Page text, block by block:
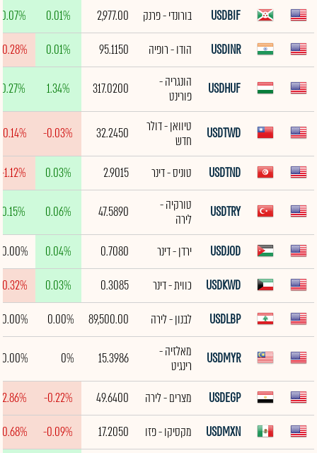
USDBIF בורונדי - פרנק 2,977.00
0.01%
0.07%
USDINR
הודו - רופיה 95.1150
0.01%
USDHUF
הונגריה -
פורינט
317.0200
1.34%
0.27%
USDTWD
טיוואן - דולר
חדש
32.2450
-0.03%
-0.14%
USDTND טוניס - דינר 2.9015
0.03%
-1.12%
USDTRY
טורקיה -
לירה
47.5890
0.06%
0.15%
USDJOD ירדן - דינר 0.7080
0.04%
0.00%
USDKWD
כווית - דינר 0.3085
0.03%
USDLBP
לבנון - לירה 89,500.00
0.00%
0.00%
USDMYR
מאלזיה -
רינגיט
15.3986
0%
0.00%
USDEGP מצרים - לירה 49.6400
-0.22%
-2.86%
USDMXN
מקסיקו - פזו 17.2050
-0.09%